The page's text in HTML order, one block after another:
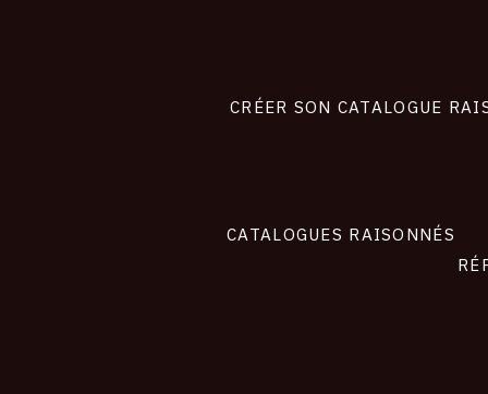
CRÉER SON CATALOGUE
CATALOGUES RAISONNÉS